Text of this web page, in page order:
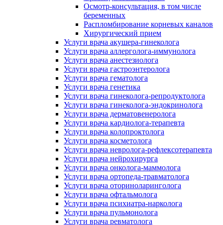
Осмотр-консультация, в том числе
беременных
Распломбирование корневых каналов
Хирургический прием
Услуги врача акушера-гинеколога
Услуги врача аллерголога-иммунолога
Услуги врача анестезиолога
Услуги врача гастроэнтеролога
Услуги врача гематолога
Услуги врача генетика
Услуги врача гинеколога-репродуктолога
Услуги врача гинеколога-эндокринолога
Услуги врача дерматовенеролога
Услуги врача кардиолога-терапевта
Услуги врача колопроктолога
Услуги врача косметолога
Услуги врача невролога-рефлексотерапевта
Услуги врача нейрохирурга
Услуги врача онколога-маммолога
Услуги врача ортопеда-травматолога
Услуги врача оториноларинголога
Услуги врача офтальмолога
Услуги врача психиатра-нарколога
Услуги врача пульмонолога
Услуги врача ревматолога